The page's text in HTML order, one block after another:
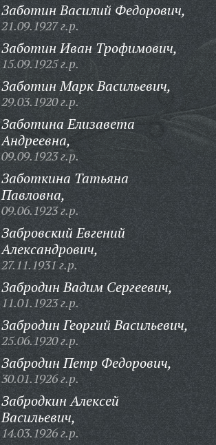
Заботин Василий Федорович,
21.09.1927 г.р.
Заботин Иван Трофимович,
15.09.1925 г.р.
Заботин Марк Васильевич,
29.03.1920 г.р.
Заботина Елизавета
Андреевна,
09.09.1923 г.р.
Заботкина Татьяна
Павловна,
09.06.1923 г.р.
Забровский Евгений
Александрович,
27.11.1931 г.р.
Забродин Вадим Сергеевич,
11.01.1923 г.р.
Забродин Георгий Васильевич,
25.06.1920 г.р.
Забродин Петр Федорович,
30.01.1926 г.р.
Забродкин Алексей
Васильевич,
14.03.1926 г.р.